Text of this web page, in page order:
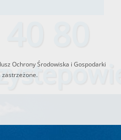
80
Ochrony Środowiska i Gospodarki
zastrzeżone.
W.S.ds.IT